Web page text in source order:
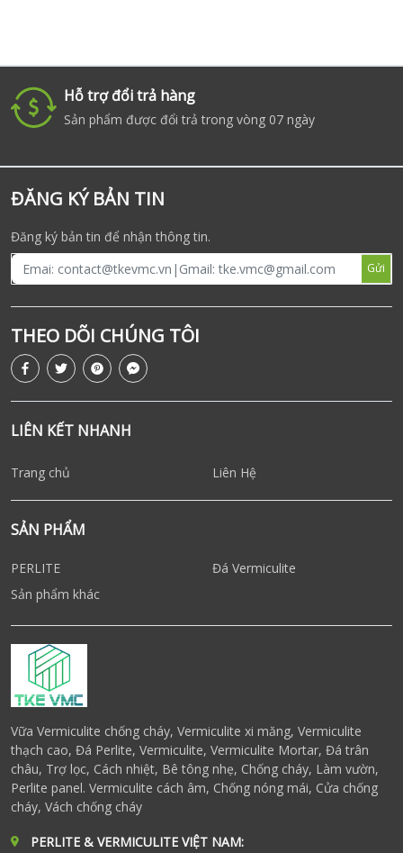
Hỗ trợ đổi trả hàng
Sản phẩm được đổi trả trong vòng 07 ngày
ĐĂNG KÝ BẢN TIN
Đăng ký bản tin để nhận thông tin.
Gửi
THEO DÕI CHÚNG TÔI
LIÊN KẾT NHANH
Trang chủ Liên Hệ
SẢN PHẨM
PERLITE
Đá Vermiculite
Sản phẩm khác
Vữa Vermiculite chống cháy, Vermiculite xi măng, Vermiculite
thạch cao, Đá Perlite, Vermiculite, Vermiculite Mortar, Đá trân
châu, Trợ lọc, Cách nhiệt, Bê tông nhẹ, Chống cháy, Làm vườn,
Perlite panel. Vermiculite cách âm, Chống nóng mái, Cửa chống
cháy, Vách chống cháy
PERLITE & VERMICULITE VIỆT NAM: